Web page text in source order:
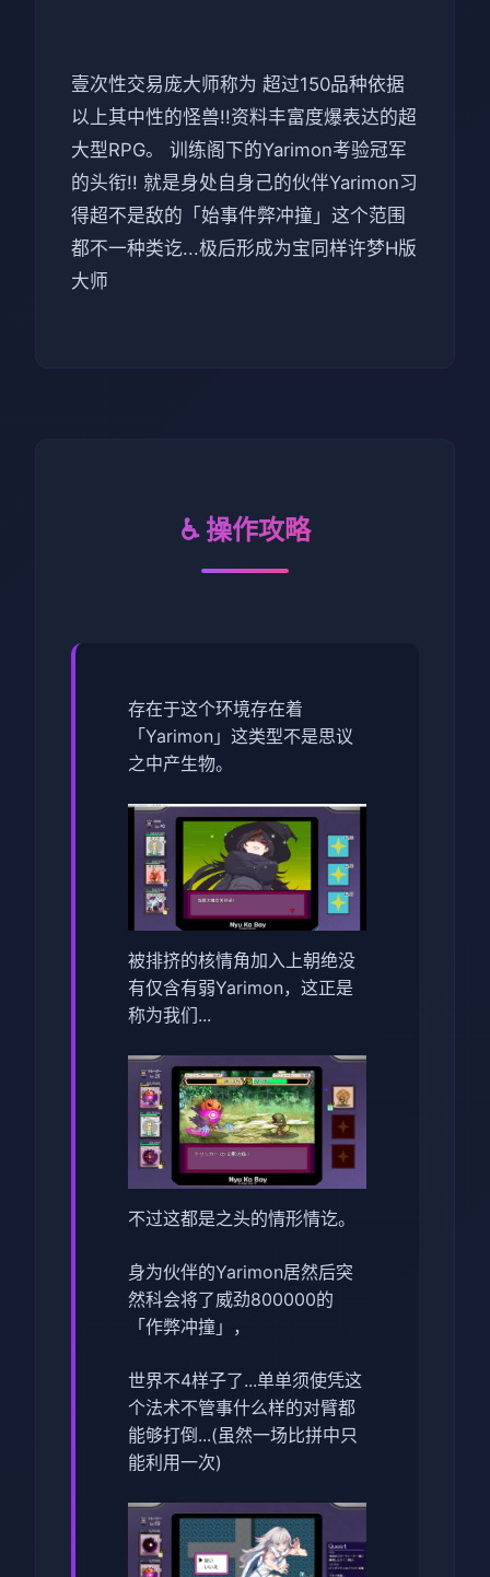
壹次性交易庞大师称为 超过150品种依据
以上其中性的怪兽!!资料丰富度爆表达的超
大型RPG。 训练阁下的Yarimon考验冠军
的头衔!! 就是身处自身己的伙伴Yarimon习
得超不是敌的「始事件弊冲撞」这个范围
都不一种类讫...极后形成为宝同样许梦H版
大师
♿ 操作攻略
存在于这个环境存在着
「Yarimon」这类型不是思议
之中产生物。
被排挤的核情角加入上朝绝没
有仅含有弱Yarimon，这正是
称为我们...
不过这都是之头的情形情讫。
身为伙伴的Yarimon居然后突
然科会将了威劲800000的
「作弊冲撞」，
世界不4样子了...单单须使凭这
个法术不管事什么样的对臂都
能够打倒...(虽然一场比拼中只
能利用一次)